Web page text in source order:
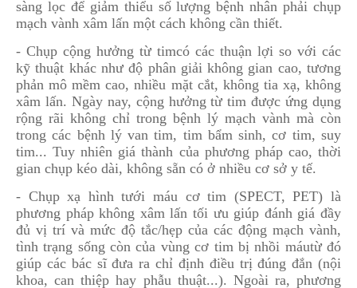
sàng lọc để giảm thiểu số lượng bệnh nhân phải chụp
mạch vành xâm lấn một cách không cần thiết.
- Chụp cộng hưởng từ timcó các thuận lợi so với các
kỹ thuật khác như độ phân giải không gian cao, tương
phản mô mềm cao, nhiều mặt cắt, không tia xạ, không
xâm lấn. Ngày nay, cộng hưởng từ tim được ứng dụng
rộng rãi không chỉ trong bệnh lý mạch vành mà còn
trong các bệnh lý van tim, tim bẩm sinh, cơ tim, suy
tim... Tuy nhiên giá thành của phương pháp cao, thời
gian chụp kéo dài, không sẵn có ở nhiều cơ sở y tế.
- Chụp xạ hình tưới máu cơ tim (SPECT, PET) là
phương pháp không xâm lấn tối ưu giúp đánh giá đầy
đủ vị trí và mức độ tắc/hẹp của các động mạch vành,
tình trạng sống còn của vùng cơ tim bị nhồi máutừ đó
giúp các bác sĩ đưa ra chỉ định điều trị đúng đắn (nội
khoa, can thiệp hay phẫu thuật...). Ngoài ra, phương